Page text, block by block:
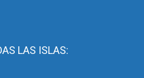
LAS ISLAS: